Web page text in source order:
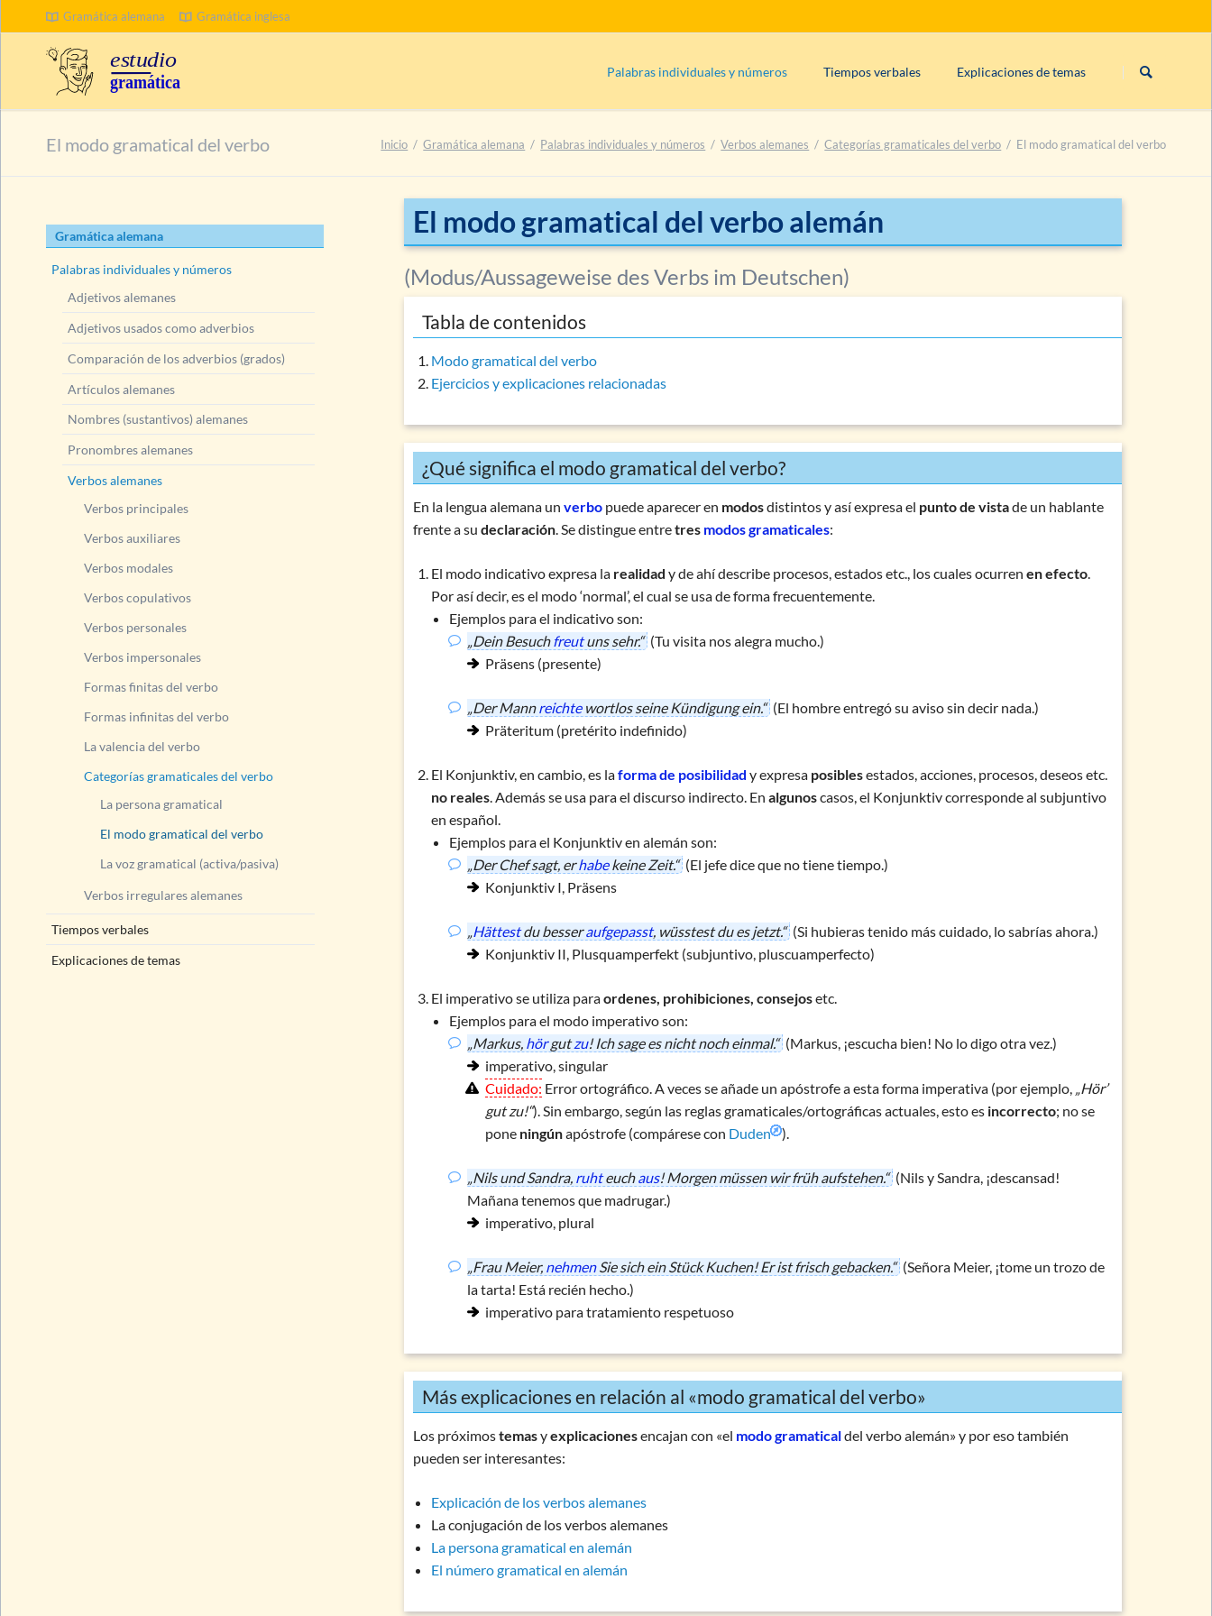
Gramática alemana Gramática inglesa
navegación
Palabras individuales y números
Adjetivos usados como adverbios
Comparación de los adverbios (grados)
Artículos alemanes
Pronombres alemanes
Verbos alemanes
Verbos modales
Verbos impersonales
Formas infinitas del verbo
Categorías gramaticales del verbo
La persona gramatical
El modo gramatical del verbo
Tiempos verbales
Präsens/presente (formación)
Perfekt (uso)
Perfekt (formación)
Plusquamperfekt (uso)
Plusquamperfekt (formación)
Explicaciones de temas
BUSCAR
El modo gramatical del verbo Inicio Gramática alemana Palabras individuales y números Verbos alemanes Categorías gramaticales del verbo El modo gramatical del verbo
El modo gramatical del verbo alemán
(Modus/Aussageweise des Verbs im Deutschen)
Tabla de contenidos
Modo gramatical del verbo
Ejercicios y explicaciones relacionadas
¿Qué significa el modo gramatical del verbo?
En la lengua alemana unverbo puede aparecer en modosdistintos y así expresa el punto de vistade un hablante
frente a sudeclaración. Se distingue entretres modos gramaticales:
El modo indicativoexpresa la realidad y de ahí describe procesos, estados etc., los cuales ocurrenen efecto.
Por así decir, es el modo ‘normal’, el cual se usa de forma frecuentemente.
Ejemplos para el indicativo son:
„Dein Besuchfreutuns sehr.“ (Tu visita nos alegra mucho.)
Präsens (presente)
„Der Mannreichtewortlos seine Kündigung ein.“ (El hombre entregó su aviso sin decir nada.)
Präteritum (pretérito indefinido)
El Konjunktiv, en cambio, es laforma de posibilidad y expresa posiblesestados, acciones, procesos, deseos etc.
no reales. Además se usa para el discurso indirecto. Enalgunoscasos, el Konjunktiv corresponde al subjuntivo
en español.
Ejemplos para el Konjunktiv en alemán son:
„Der Chef sagt, erhabekeine Zeit.“ (El jefe dice que no tiene tiempo.)
Konjunktiv I, Präsens
„Hättestdu besseraufgepasst, wüsstest du es jetzt.“ (Si hubieras tenido más cuidado, lo sabrías ahora.)
Konjunktiv II, Plusquamperfekt (subjuntivo, pluscuamperfecto)
El imperativose utiliza paraordenes, prohibiciones, consejosetc.
Ejemplos para el modo imperativo son:
„Markus, hörgutzu! Ich sage es nicht noch einmal.“ (Markus, ¡escucha bien! No lo digo otra vez.)
imperativo, singular
Cuidado: Error ortográfico. A veces se añade un apóstrofe a esta forma imperativa (por ejemplo, „Hör’
gut zu!“). Sin embargo, según las reglas gramaticales/ortográficas actuales, esto es incorrecto; no se
pone ningúnapóstrofe (compárese con Duden ).
„Nils und Sandra, ruhteuchaus! Morgen müssen wir früh aufstehen.“ (Nils y Sandra, ¡descansad!
Mañana tenemos que madrugar.)
imperativo, plural
„Frau Meier, nehmenSie sich ein Stück Kuchen! Er ist frisch gebacken.“ (Señora Meier, ¡tome un trozo de
la tarta! Está recién hecho.)
imperativo para tratamiento respetuoso
Más explicaciones en relación al «modo gramatical del verbo»
Los próximostemasyexplicacionesencajan con «el modo gramaticaldel verbo alemán» y por eso también
pueden ser interesantes:
Explicación de los verbos alemanes
La conjugación de los verbos alemanes
La persona gramatical en alemán
El número gramatical en alemán
Saltar
navegación
Gramática alemana
Palabras individuales y números
Adjetivos alemanes
Adjetivos usados como adverbios
Comparación de los adverbios (grados)
Artículos alemanes
Nombres (sustantivos) alemanes
Pronombres alemanes
Verbos alemanes
Verbos principales
Verbos auxiliares
Verbos modales
Verbos copulativos
Verbos personales
Verbos impersonales
Formas finitas del verbo
Formas infinitas del verbo
La valencia del verbo
Categorías gramaticales del verbo
La persona gramatical
El modo gramatical del verbo
La voz gramatical (activa/pasiva)
Verbos irregulares alemanes
Tiempos verbales
Explicaciones de temas